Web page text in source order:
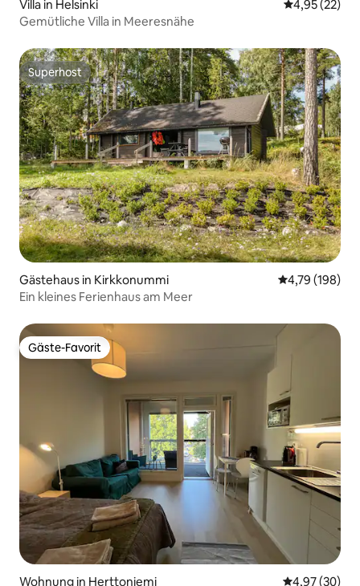
Villa in Helsinki
4,95 (22)
Gemütliche Villa in Meeresnähe
Superhost
Superhost
Gästehaus in Kirkkonummi
4,79 (198)
Ein kleines Ferienhaus am Meer
Gäste-Favorit
Gäste-Favorit
Wohnung in Herttoniemi
4,97 (30)